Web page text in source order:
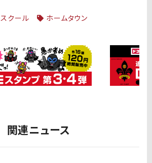
スクール ホームタウン
関連ニュース